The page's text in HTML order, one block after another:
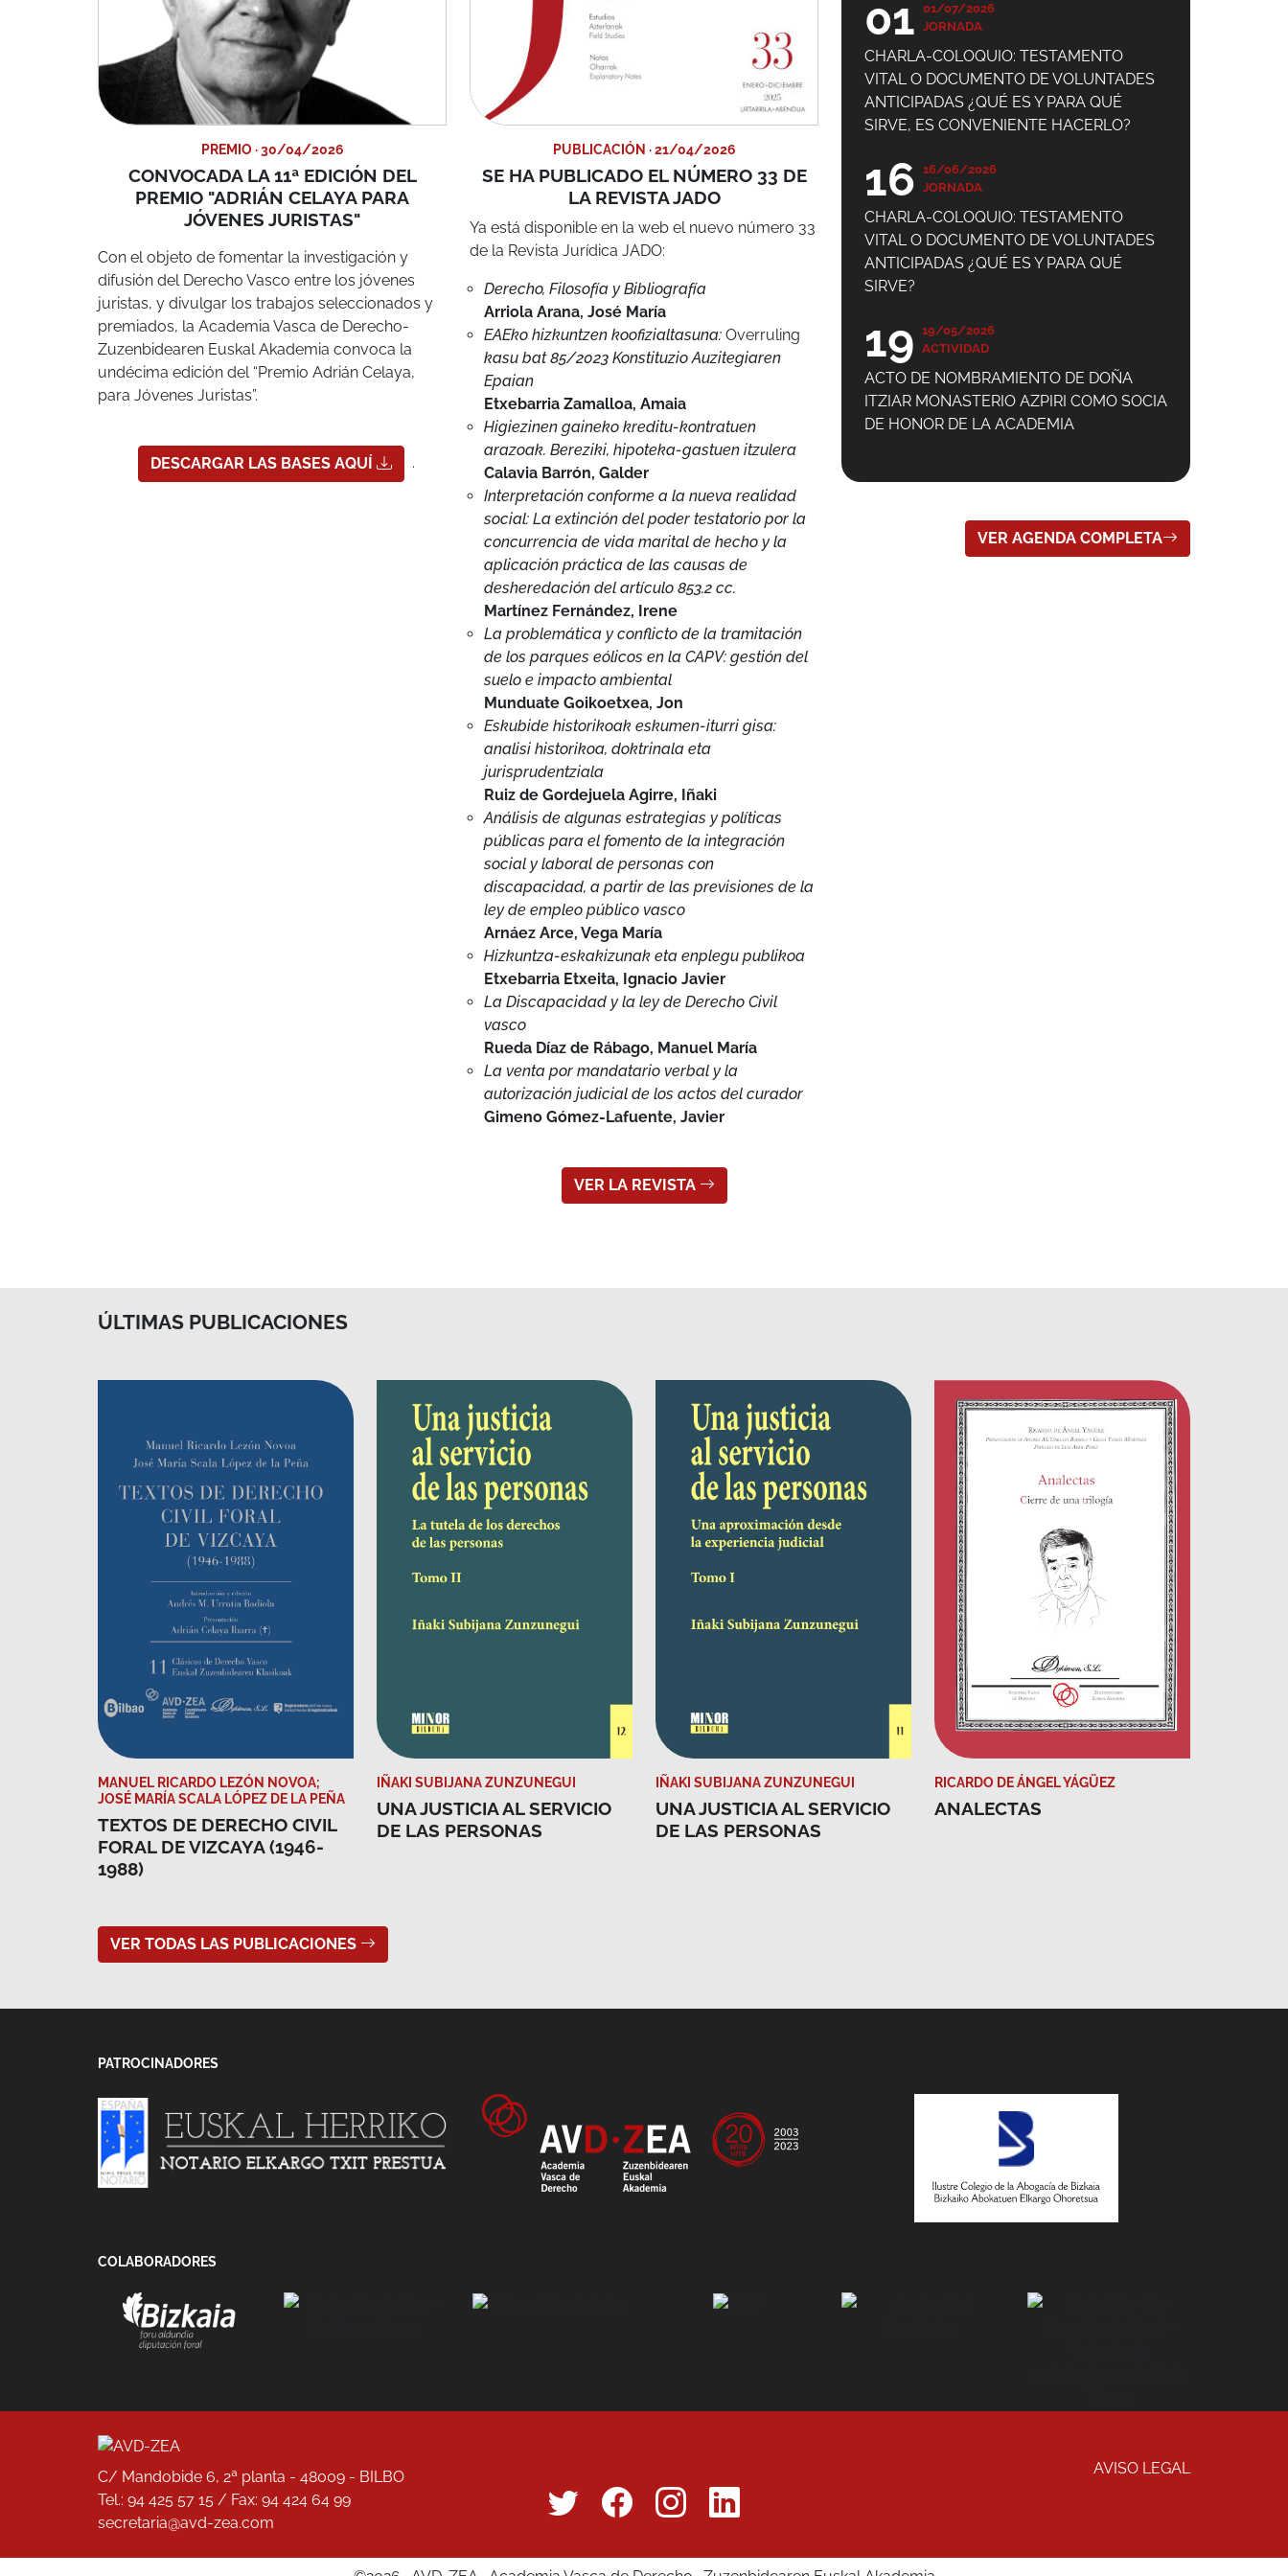
PREMIO · 30/04/2026
CONVOCADA LA 11ª EDICIÓN DEL
PREMIO "ADRIÁN CELAYA PARA
JÓVENES JURISTAS"
Con el objeto de fomentar la investigación y
difusión del Derecho Vasco entre los jóvenes
juristas, y divulgar los trabajos seleccionados y
premiados, la Academia Vasca de Derecho-
Zuzenbidearen Euskal Akademia convoca la
undécima edición del “Premio Adrián Celaya,
para Jóvenes Juristas”.
DESCARGAR LAS BASES AQUÍ .
PUBLICACIÓN · 21/04/2026
SE HA PUBLICADO EL NÚMERO 33 DE
LA REVISTA JADO
Ya está disponible en la web el nuevo número 33
de la Revista Jurídica JADO:
Derecho, Filosofía y Bibliografía
Arriola Arana, José María
EAEko hizkuntzen koofizialtasuna: Overruling
kasu bat 85/2023 Konstituzio Auzitegiaren
Epaian
Etxebarria Zamalloa, Amaia
Higiezinen gaineko kreditu-kontratuen
arazoak. Bereziki, hipoteka-gastuen itzulera
Calavia Barrón, Galder
Interpretación conforme a la nueva realidad
social: La extinción del poder testatorio por la
concurrencia de vida marital de hecho y la
aplicación práctica de las causas de
desheredación del artículo 853.2 cc.
Martínez Fernández, Irene
La problemática y conflicto de la tramitación
de los parques eólicos en la CAPV: gestión del
suelo e impacto ambiental
Munduate Goikoetxea, Jon
Eskubide historikoak eskumen-iturri gisa:
analisi historikoa, doktrinala eta
jurisprudentziala
Ruiz de Gordejuela Agirre, Iñaki
Análisis de algunas estrategias y políticas
públicas para el fomento de la integración
social y laboral de personas con
discapacidad, a partir de las previsiones de la
ley de empleo público vasco
Arnáez Arce, Vega María
Hizkuntza-eskakizunak eta enplegu publikoa
Etxebarria Etxeita, Ignacio Javier
La Discapacidad y la ley de Derecho Civil
vasco
Rueda Díaz de Rábago, Manuel María
La venta por mandatario verbal y la
autorización judicial de los actos del curador
Gimeno Gómez-Lafuente, Javier
VER LA REVISTA
01 01/07/2026
JORNADA
CHARLA-COLOQUIO: TESTAMENTO
VITAL O DOCUMENTO DE VOLUNTADES
ANTICIPADAS ¿QUÉ ES Y PARA QUÉ
SIRVE, ES CONVENIENTE HACERLO?
16 16/06/2026
JORNADA
CHARLA-COLOQUIO: TESTAMENTO
VITAL O DOCUMENTO DE VOLUNTADES
ANTICIPADAS ¿QUÉ ES Y PARA QUÉ
SIRVE?
19 19/05/2026
ACTIVIDAD
ACTO DE NOMBRAMIENTO DE DOÑA
ITZIAR MONASTERIO AZPIRI COMO SOCIA
DE HONOR DE LA ACADEMIA
VER AGENDA COMPLETA
ÚLTIMAS PUBLICACIONES
MANUEL RICARDO LEZÓN NOVOA;
JOSÉ MARÍA SCALA LÓPEZ DE LA PEÑA
TEXTOS DE DERECHO CIVIL
FORAL DE VIZCAYA (1946-
1988)
IÑAKI SUBIJANA ZUNZUNEGUI
UNA JUSTICIA AL SERVICIO
DE LAS PERSONAS
IÑAKI SUBIJANA ZUNZUNEGUI
UNA JUSTICIA AL SERVICIO
DE LAS PERSONAS
RICARDO DE ÁNGEL YÁGÜEZ
ANALECTAS
VER TODAS LAS PUBLICACIONES
PATROCINADORES
COLABORADORES
C/ Mandobide 6, 2ª planta - 48009 - BILBO
Tel.: 94 425 57 15 / Fax: 94 424 64 99
secretaria@avd-zea.com
AVISO LEGAL